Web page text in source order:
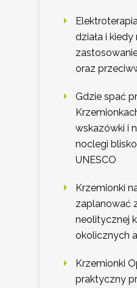
działa i kiedy
oraz
Gdzie spać
wskazówki i
noclegi
UNESCO
Krzemionki
zaplanować
neolitycznej
okolicznych
Krzemionki
praktyczny